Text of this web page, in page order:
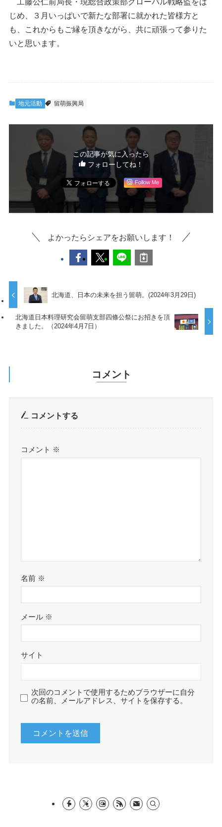
じめ、３月いっぱいで新たな部署に就かれた皆様方と
も、これからもご縁を頂きながら、共に頑張って参りた
いと思います。
地元活動 留萌振興局
この記事が気に入ったら
フォローしてね！
Follow Me
よかったらシェアをお願いします！
北海道、日本の未来を担う留萌。(2024年3月29日)
北海道日本料理研究会留萌支部四條公祭にお招きを頂
きました。（2024年4月7日）
コメント
コメントする
コメント ※
名前 ※
メール ※
サイト
次回のコメントで使用するためブラウザーに自分
の名前、メールアドレス、サイトを保存する。